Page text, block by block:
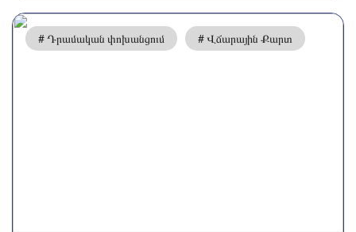
# Դրամական փոխանցում # Վճարային Քարտ